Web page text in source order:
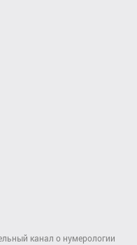
канал о нумерологии